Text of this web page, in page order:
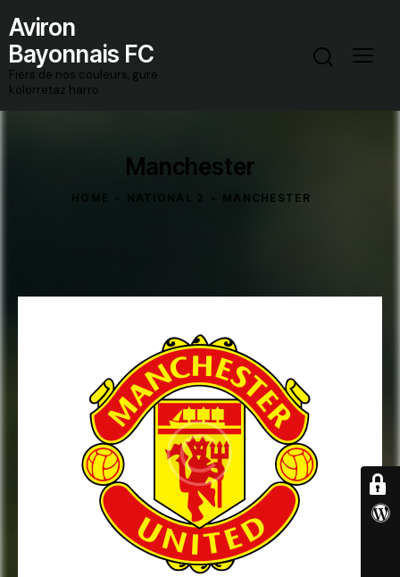
Aviron
Bayonnais FC
Fiers de nos couleurs, gure
kolorretaz harro
Manchester
HOME NATIONAL 2 MANCHESTER